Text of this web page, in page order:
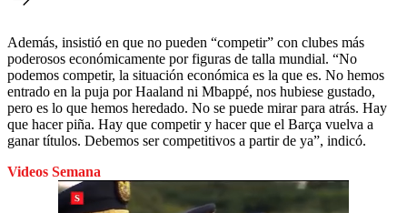
Además, insistió en que no pueden “competir” con clubes más
poderosos económicamente por figuras de talla mundial. “No
podemos competir, la situación económica es la que es. No hemos
entrado en la puja por Haaland ni Mbappé, nos hubiese gustado,
pero es lo que hemos heredado. No se puede mirar para atrás. Hay
que hacer piña. Hay que competir y hacer que el Barça vuelva a
ganar títulos. Debemos ser competitivos a partir de ya”, indicó.
Videos Semana